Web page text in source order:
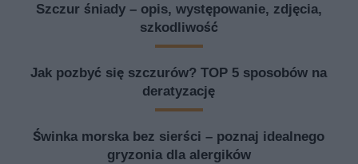
Szczur śniady – opis, występowanie, zdjęcia,
szkodliwość
Jak pozbyć się szczurów? TOP 5 sposobów na
deratyzację
Świnka morska bez sierści – poznaj idealnego
gryzonia dla alergików